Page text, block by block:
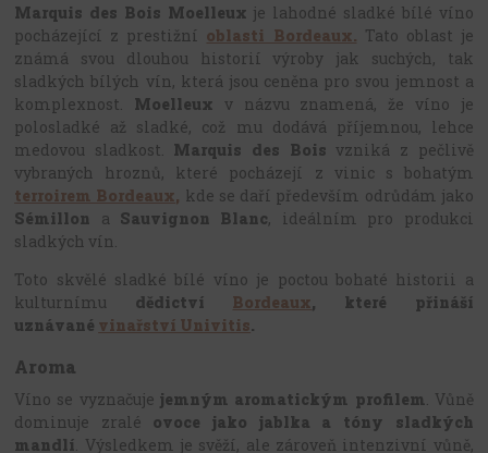
Marquis des Bois Moelleux je lahodné sladké bílé víno
pocházející z prestižní oblasti Bordeaux. Tato oblast je
známá svou dlouhou historií výroby jak suchých, tak
sladkých bílých vín, která jsou ceněna pro svou jemnost a
komplexnost. Moelleux v názvu znamená, že víno je
polosladké až sladké, což mu dodává příjemnou, lehce
medovou sladkost. Marquis des Bois vzniká z pečlivě
vybraných hroznů, které pocházejí z vinic s bohatým
terroirem Bordeaux, kde se daří především odrůdám jako
Sémillon
a Sauvignon Blanc, ideálním pro produkci
sladkých vín.
Toto skvělé sladké bílé víno je poctou bohaté historii a
kulturnímu dědictví Bordeaux, které přináší
uznávané vinařství Univitis.
Aroma
Víno se vyznačuje jemným aromatickým profilem. Vůně
dominuje zralé ovoce jako jablka a tóny sladkých
mandlí. Výsledkem je svěží, ale zároveň intenzivní vůně,